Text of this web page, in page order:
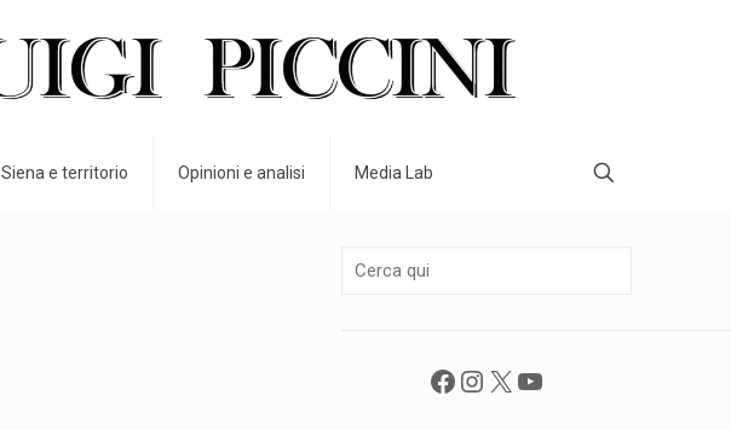
Siena e territorio Opinioni e analisi Media Lab
Facebook
Instagram
X YouTube